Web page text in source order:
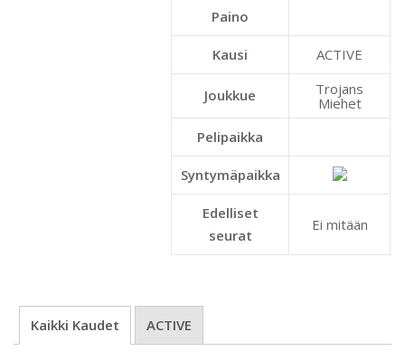
Paino
Kausi ACTIVE
Joukkue
Trojans
Miehet
Pelipaikka
Syntymäpaikka
Edelliset
seurat
Ei mitään
Kaikki Kaudet ACTIVE